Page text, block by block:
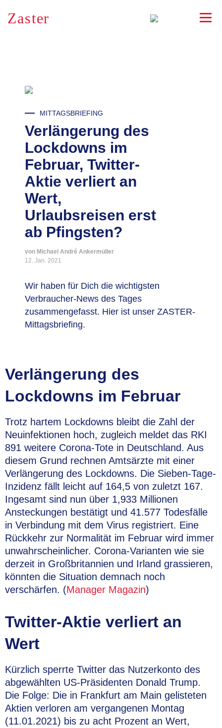
RSS
Zaster
MITTAGSBRIEFING
Verlängerung des
Lockdowns im
Februar, Twitter-
Aktie verliert an
Wert,
Urlaubsreisen erst
ab Pfingsten?
von Michael André Ankermüller
12. Jan. 2021
Wir haben für Dich die wichtigsten
Verbraucher-News des Tages
zusammengefasst. Hier ist unser ZASTER-
Mittagsbriefing.
Verlängerung des
Lockdowns im Februar
Trotz hartem Lockdowns bleibt die Zahl der
Neuinfektionen hoch, zugleich meldet das RKI
891 weitere Corona-Tote in Deutschland. Aus
diesem Grund rechnen Amtsärzte mit einer
Verlängerung des Lockdowns. Die Sieben-Tage-
Inzidenz fällt leicht auf 164,5 von zuletzt 167.
Ingesamt sind nun über 1,933 Millionen
Ansteckungen bestätigt und 41.577 Todesfälle
in Verbindung mit dem Virus registriert. Eine
Rückkehr zur Normalität im Februar wird immer
unwahrscheinlicher. Corona-Varianten wie sie
derzeit in Großbritannien und Irland grassieren,
könnten die Situation demnach noch
verschärfen. (Manager Magazin)
Twitter-Aktie verliert an
Wert
Kürzlich sperrte Twitter das Nutzerkonto des
abgewählten US-Präsidenten Donald Trump.
Die Folge: Die in Frankfurt am Main gelisteten
Aktien verloren am vergangenen Montag
(11.01.2021) bis zu acht Prozent an Wert,